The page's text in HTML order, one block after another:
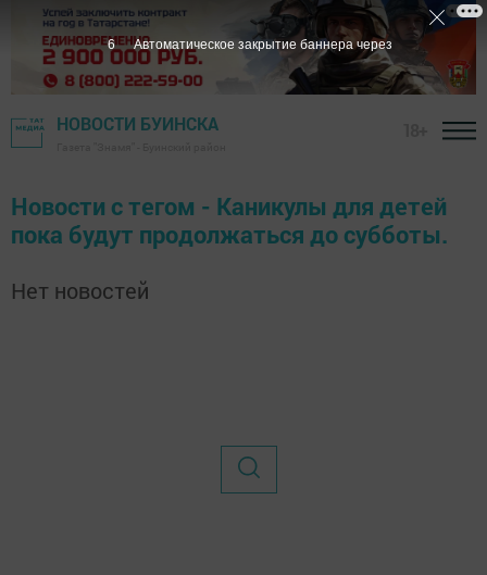
НОВОСТИ БУИНСКА
Новости с тегом - Каникулы для детей
пока будут продолжаться до субботы.
Нет новостей
6 Автоматическое закрытие баннера через